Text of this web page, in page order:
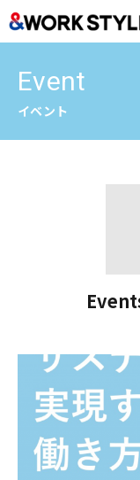
Event
イベント